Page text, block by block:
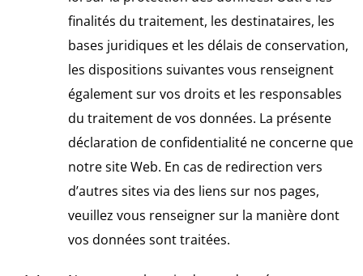
finalités du traitement, les destinataires, les
bases juridiques et les délais de conservation,
les dispositions suivantes vous renseignent
également sur vos droits et les responsables
du traitement de vos données. La présente
déclaration de confidentialité ne concerne que
notre site Web. En cas de redirection vers
d’autres sites via des liens sur nos pages,
veuillez vous renseigner sur la manière dont
vos données sont traitées.